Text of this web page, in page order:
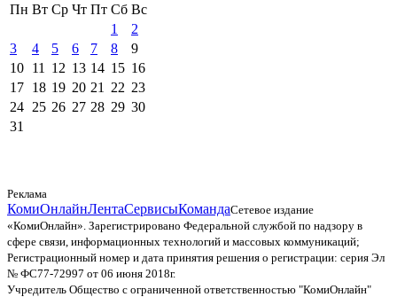
Пн Вт Ср Чт Пт Сб Вс
1
2
3
4 5 6 7 8
9
10 11 12 13 14 15 16
17 18 19 20 21 22 23
24 25 26 27 28 29 30
31
Реклама
КомиОнлайнЛентаСервисыКомандаСетевое издание
«КомиОнлайн». Зарегистрировано Федеральной службой по надзору в
сфере связи, информационных технологий и массовых коммуникаций;
Регистрационный номер и дата принятия решения о регистрации: серия Эл
№ ФС77-72997 от 06 июня 2018г.
Учредитель Общество с ограниченной ответственностью "КомиОнлайн"